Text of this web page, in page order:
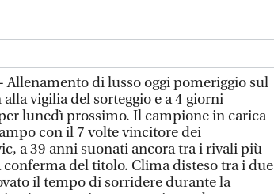
Allenamento di lusso oggi pomeriggio sul
vigilia del sorteggio e a 4 giorni
lunedì prossimo. Il campione in carica
con il 7 volte vincitore dei
a 39 anni suonati ancora tra i rivali più
del titolo. Clima disteso tra i due
il tempo di sorridere durante la